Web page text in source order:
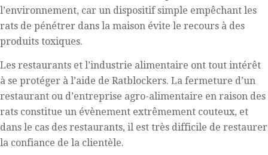
l’environnement, car un dispositif simple empêchant les
rats de pénétrer dans la maison évite le recours à des
produits toxiques.
Les restaurants et l’industrie alimentaire ont tout intérêt
à se protéger à l’aide de Ratblockers. La fermeture d’un
restaurant ou d’entreprise agro-alimentaire en raison des
rats constitue un évènement extrêmement couteux, et
dans le cas des restaurants, il est très difficile de restaurer
la confiance de la clientèle.